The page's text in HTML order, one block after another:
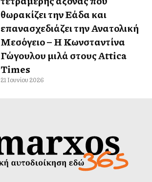
θωρακίζει την Ελλάδα και
επανασχεδιάζει την Ανατολική
Μεσόγειο – Η Κωνσταντίνα
Γώγουλου μιλά στους Attica
Times
21 Ιουνίου 2026